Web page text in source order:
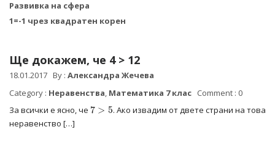
Развивка на сфера
1=-1 чрез квадратен корен
Ще докажем, че 4 > 12
18.01.2017 By :Александра Жечева
Category : Неравенства, Математика 7 клас Comment : 0
За всички е ясно, че 7
. Ако извадим от двете страни на това
неравенство […]